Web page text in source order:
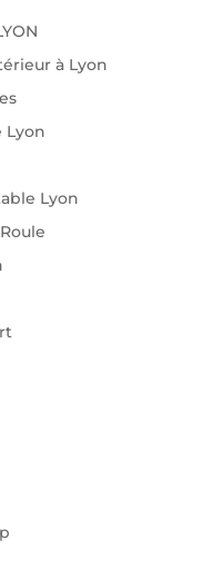
à Lyon
Lyon
Lyon